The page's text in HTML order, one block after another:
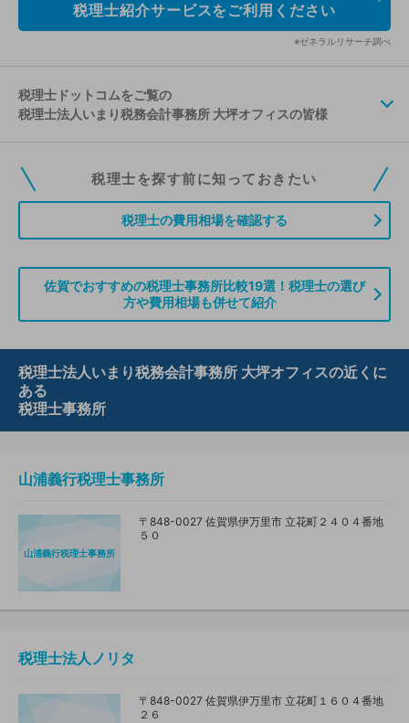
税理士紹介サービスをご利用ください
※ゼネラルリサーチ調べ
税理士ドットコムをご覧の
税理士法人いまり税務会計事務所 大坪オフィスの皆様
税理士ドットコムの無料会員にご登録いただくと、貴事務所の情報を編集し
ていただくことができます。また、税理士をお探しの方との接点をご提供す
無料登録のご案内はこちら
税理士を探す前に知っておきたい
税理士の費用相場を確認する
佐賀でおすすめの税理士事務所比較19選！税理士の選び
方や費用相場も併せて紹介
税理士法人いまり税務会計事務所 大坪オフィスの近くに
ある
税理士事務所
山浦義行税理士事務所
山浦義行税理士事務所
〒848-0027 佐賀県伊万里市 立花町２４０４番地
５０
税理士法人ノリタ
〒848-0027 佐賀県伊万里市 立花町１６０４番地
２６